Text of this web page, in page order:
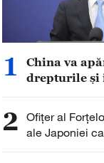
1
China va
drepturile și
2 Ofițer al
ale Japoniei
Ambasada